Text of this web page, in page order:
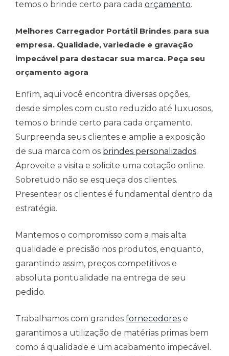
temos o brinde certo para cada orçamento.
Melhores Carregador Portátil Brindes para sua
empresa. Qualidade, variedade e gravação
impecável para destacar sua marca. Peça seu
orçamento agora
Enfim, aqui você encontra diversas opções,
desde simples com custo reduzido até luxuosos,
temos o brinde certo para cada orçamento.
Surpreenda seus clientes e amplie a exposição
de sua marca com os brindes personalizados.
Aproveite a visita e solicite uma cotação online.
Sobretudo não se esqueça dos clientes.
Presentear os clientes é fundamental dentro da
estratégia.
Mantemos o compromisso com a mais alta
qualidade e precisão nos produtos, enquanto,
garantindo assim, preços competitivos e
absoluta pontualidade na entrega de seu
pedido.
Trabalhamos com grandes fornecedores e
garantimos a utilização de matérias primas bem
como á qualidade e um acabamento impecável.